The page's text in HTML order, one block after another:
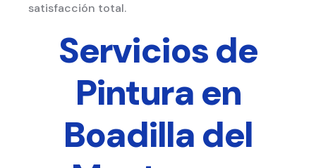
satisfacción total.
Servicios de
Pintura en
Boadilla del